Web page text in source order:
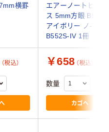
横罫
エアーノートビジネ
ス 5mm方眼 B5 80枚
アイボリー ノ-
B552S-IV 1冊
（税込） ￥658 （税込）
数量
カゴへ